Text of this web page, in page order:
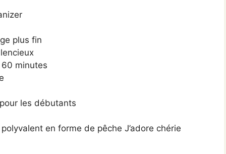
plus fin
60 minutes
les débutants
en forme de pêche J’adore chérie